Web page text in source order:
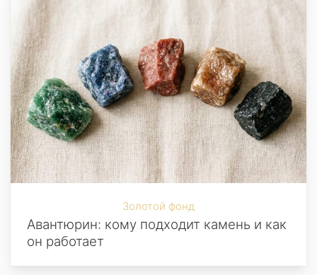
Золотой фонд
Авантюрин: кому подходит камень и как
он работает